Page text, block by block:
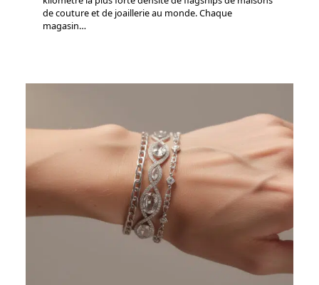
de couture et de joaillerie au monde. Chaque
magasin…